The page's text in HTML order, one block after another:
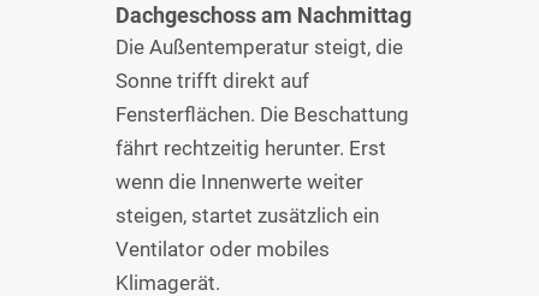
Dachgeschoss am Nachmittag
Die Außentemperatur steigt, die
Sonne trifft direkt auf
Fensterflächen. Die Beschattung
fährt rechtzeitig herunter. Erst
wenn die Innenwerte weiter
steigen, startet zusätzlich ein
Ventilator oder mobiles
Klimagerät.